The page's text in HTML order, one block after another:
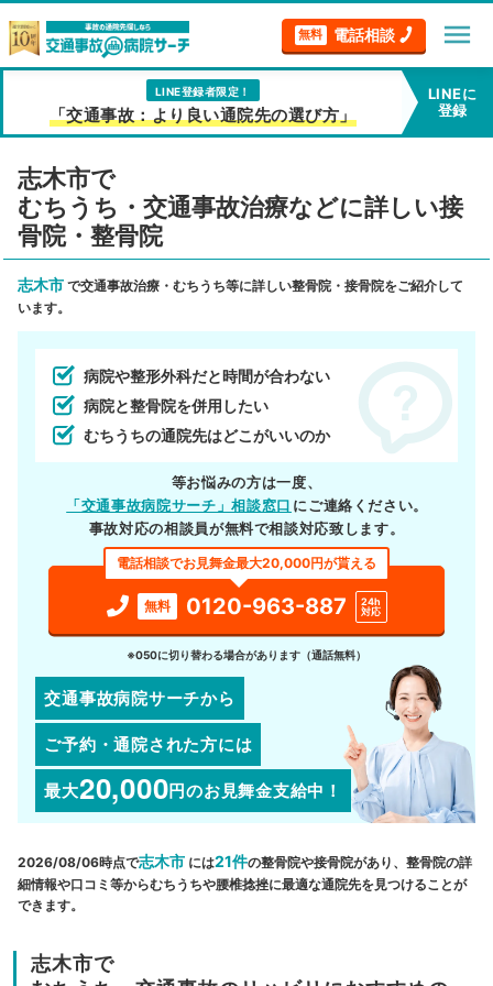
無料 電話相談 menu
LINE登録者限定！
「交通事故：より良い通院先の選び方」
LINEに
登録
志木市で
むちうち・交通事故治療などに詳しい接
骨院・整骨院
志木市 で交通事故治療・むちうち等に詳しい整骨院・接骨院をご紹介して
います。
病院や整形外科だと時間が合わない
病院と整骨院を併用したい
むちうちの通院先はどこがいいのか
等お悩みの方は一度、
「交通事故病院サーチ」相談窓口 にご連絡ください。
事故対応の相談員が無料で相談対応致します。
電話相談でお見舞金最大20,000円が貰える
無料 0120-963-887
24h
対応
※050に切り替わる場合があります（通話無料）
交通事故病院サーチから
ご予約・通院された方には
最大20,000円のお見舞金支給中！
2026/08/06時点で志木市 には21件の整骨院や接骨院があり、整骨院の詳
細情報や口コミ等からむちうちや腰椎捻挫に最適な通院先を見つけることが
できます。
志木市で